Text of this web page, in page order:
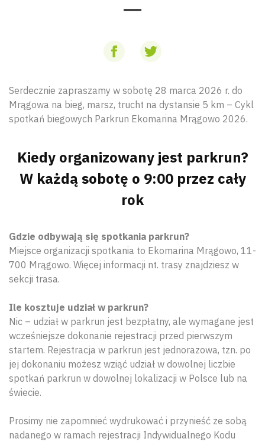
Serdecznie zapraszamy w sobotę 28 marca 2026 r. do
Mrągowa na bieg, marsz, trucht na dystansie 5 km – Cykl
spotkań biegowych Parkrun Ekomarina Mrągowo 2026.
Kiedy organizowany jest parkrun?
W każdą sobotę o 9:00 przez cały
rok
Gdzie odbywają się spotkania parkrun?
Miejsce organizacji spotkania to Ekomarina Mrągowo, 11-
700 Mrągowo. Więcej informacji nt. trasy znajdziesz w
sekcji trasa.
Ile kosztuje udział w parkrun?
Nic – udział w parkrun jest bezpłatny, ale wymagane jest
wcześniejsze dokonanie rejestracji przed pierwszym
startem. Rejestracja w parkrun jest jednorazowa, tzn. po
jej dokonaniu możesz wziąć udział w dowolnej liczbie
spotkań parkrun w dowolnej lokalizacji w Polsce lub na
świecie.
Prosimy nie zapomnieć wydrukować i przynieść ze sobą
nadanego w ramach rejestracji Indywidualnego Kodu